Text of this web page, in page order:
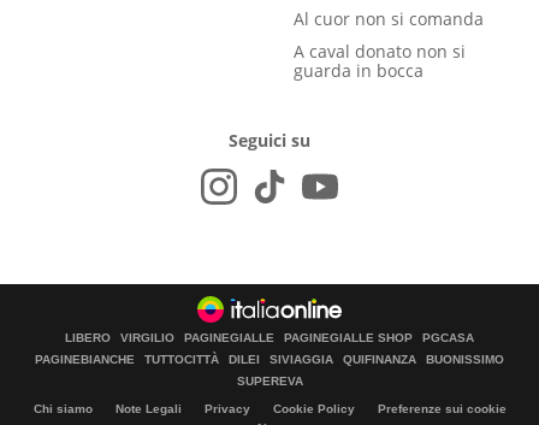
Al cuor non si comanda
A caval donato non si
guarda in bocca
Seguici su
LIBERO VIRGILIO PAGINEGIALLE PAGINEGIALLE SHOP
PGCASA
PAGINEBIANCHE
TUTTOCITTÀ DILEI SIVIAGGIA QUIFINANZA
BUONISSIMO
SUPEREVA
Chi siamo Note Legali Privacy Cookie Policy
Preferenze sui cookie